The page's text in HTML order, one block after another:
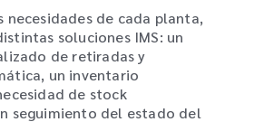
necesidades de cada planta,
soluciones IMS: un
de retiradas y
un inventario
de stock
seguimiento del estado del